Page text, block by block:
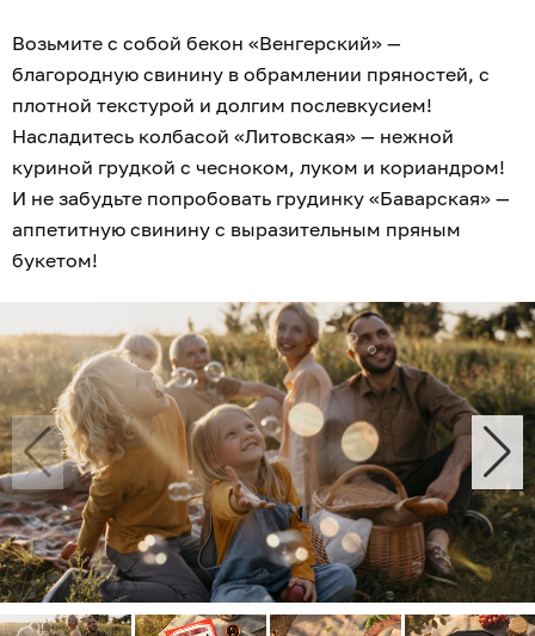
Возьмите с собой бекон «Венгерский» —
благородную свинину в обрамлении пряностей, с
плотной текстурой и долгим послевкусием!
Насладитесь колбасой «Литовская» — нежной
куриной грудкой с чесноком, луком и кориандром!
И не забудьте попробовать грудинку «Баварская» —
аппетитную свинину с выразительным пряным
букетом!